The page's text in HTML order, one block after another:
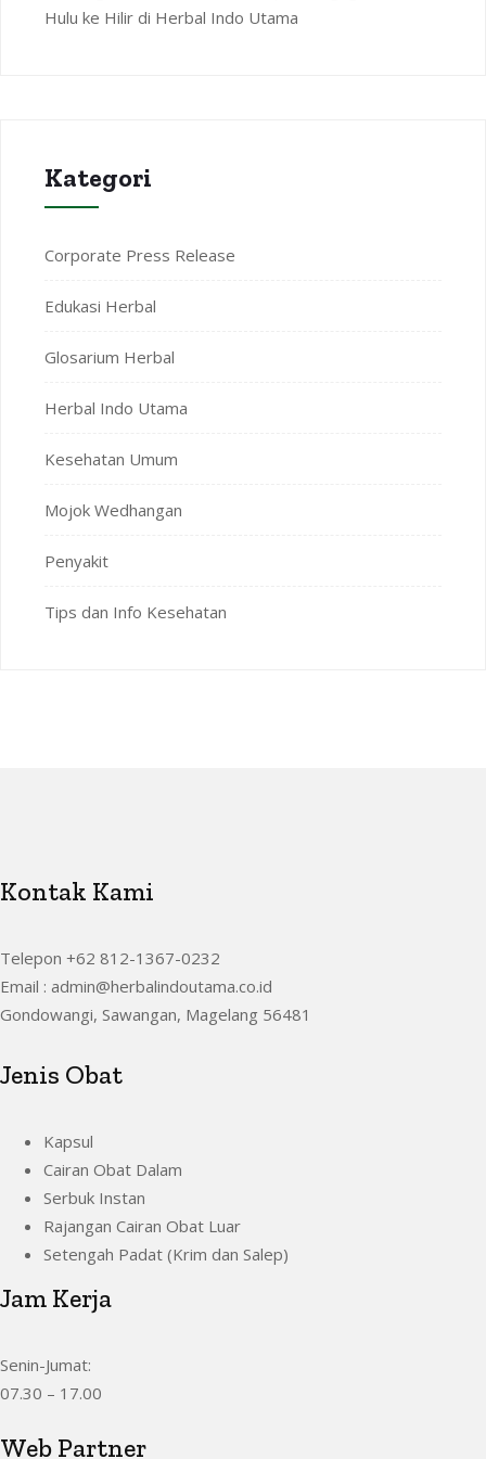
Hulu ke Hilir di Herbal Indo Utama
Kategori
Corporate Press Release
Edukasi Herbal
Glosarium Herbal
Herbal Indo Utama
Kesehatan Umum
Mojok Wedhangan
Penyakit
Tips dan Info Kesehatan
Kontak Kami
Telepon +62 812-1367-0232
Email : admin@herbalindoutama.co.id
Gondowangi, Sawangan, Magelang 56481
Jenis Obat
Kapsul
Cairan Obat Dalam
Serbuk Instan
Rajangan Cairan Obat Luar
Setengah Padat (Krim dan Salep)
Jam Kerja
Senin-Jumat:
07.30 – 17.00
Web Partner